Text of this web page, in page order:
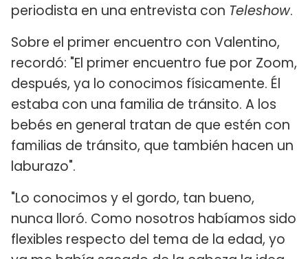
periodista en una entrevista con Teleshow.
Sobre el primer encuentro con Valentino,
recordó: "El primer encuentro fue por Zoom,
después, ya lo conocimos físicamente. Él
estaba con una familia de tránsito. A los
bebés en general tratan de que estén con
familias de tránsito, que también hacen un
laburazo".
"Lo conocimos y el gordo, tan bueno,
nunca lloró. Como nosotros habíamos sido
flexibles respecto del tema de la edad, yo